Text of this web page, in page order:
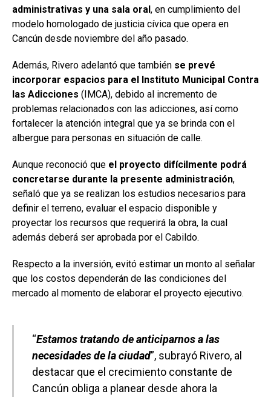
administrativas y una sala oral, en cumplimiento del
modelo homologado de justicia cívica que opera en
Cancún desde noviembre del año pasado.
Además, Rivero adelantó que también se prevé
incorporar espacios para el Instituto Municipal Contra
las Adicciones (IMCA), debido al incremento de
problemas relacionados con las adicciones, así como
fortalecer la atención integral que ya se brinda con el
albergue para personas en situación de calle.
Aunque reconoció que el proyecto difícilmente podrá
concretarse durante la presente administración,
señaló que ya se realizan los estudios necesarios para
definir el terreno, evaluar el espacio disponible y
proyectar los recursos que requerirá la obra, la cual
además deberá ser aprobada por el Cabildo.
Respecto a la inversión, evitó estimar un monto al señalar
que los costos dependerán de las condiciones del
mercado al momento de elaborar el proyecto ejecutivo.
“Estamos tratando de anticiparnos a las
necesidades de la ciudad”, subrayó Rivero, al
destacar que el crecimiento constante de
Cancún obliga a planear desde ahora la